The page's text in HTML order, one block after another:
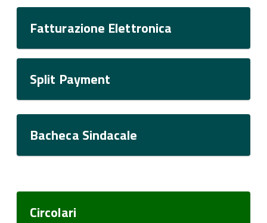
Fatturazione Elettronica
Split Payment
Bacheca Sindacale
Circolari